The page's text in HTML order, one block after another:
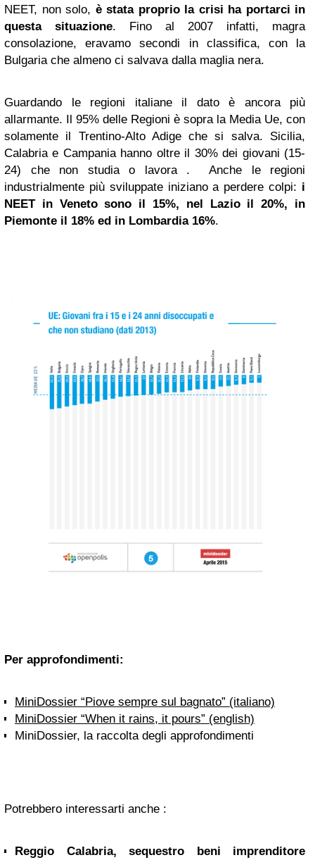
NEET, non solo, è stata proprio la crisi ha portarci in
questa situazione. Fino al 2007 infatti, magra
consolazione, eravamo secondi in classifica, con la
Bulgaria che almeno ci salvava dalla maglia nera.
Guardando le regioni italiane il dato è ancora più
allarmante. Il 95% delle Regioni è sopra la Media Ue, con
solamente il Trentino-Alto Adige che si salva. Sicilia,
Calabria e Campania hanno oltre il 30% dei giovani (15-
24) che non studia o lavora . Anche le regioni
industrialmente più sviluppate iniziano a perdere colpi: i
NEET in Veneto sono il 15%, nel Lazio il 20%, in
Piemonte il 18% ed in Lombardia 16%.
Per approfondimenti:
MiniDossier “Piove sempre sul bagnato” (italiano)
MiniDossier “When it rains, it pours” (english)
MiniDossier, la raccolta degli approfondimenti
Potrebbero interessarti anche :
Reggio Calabria, sequestro beni imprenditore